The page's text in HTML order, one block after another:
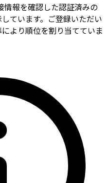
報を確認した認証済みの
ています。ご登録いただい
より順位を割り当てていま